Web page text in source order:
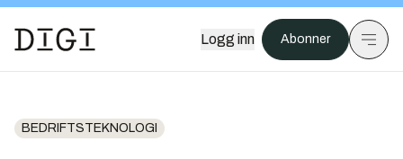
Logg inn Abonner
BEDRIFTSTEKNOLOGI